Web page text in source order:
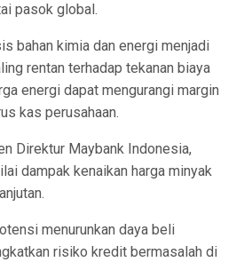
pasok global.
bahan kimia dan energi menjadi
rentan terhadap tekanan biaya
energi dapat mengurangi margin
kas perusahaan.
Direktur Maybank Indonesia,
dampak kenaikan harga minyak
menurunkan daya beli
risiko kredit bermasalah di